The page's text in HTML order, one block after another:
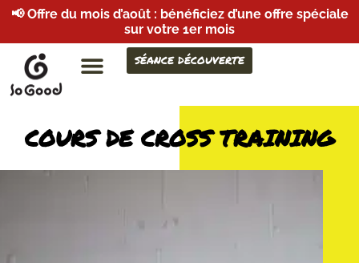
📢 Offre du mois d’août : bénéficiez d’une offre spéciale
sur votre 1er mois
SÉANCE DÉCOUVERTE
COURS DE CROSS TRAINING